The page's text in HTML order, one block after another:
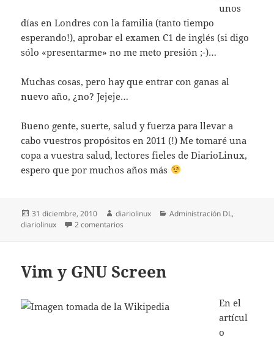
unos
días en Londres con la familia (tanto tiempo
esperando!), aprobar el examen C1 de inglés (si digo
sólo «presentarme» no me meto presión ;-)…
Muchas cosas, pero hay que entrar con ganas al
nuevo año, ¿no? Jejeje…
Bueno gente, suerte, salud y fuerza para llevar a
cabo vuestros propósitos en 2011 (!) Me tomaré una
copa a vuestra salud, lectores fieles de DiarioLinux,
espero que por muchos años más
Publicado
el
31 diciembre, 2010 Autor
diariolinux Categorías
Administración DL,
diariolinux
2 comentarios
Vim y GNU Screen
En el
artícul
o